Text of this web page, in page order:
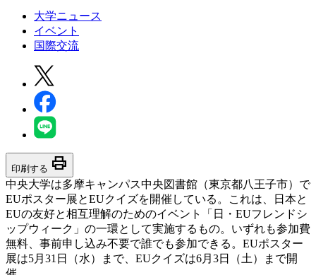
大学ニュース
イベント
国際交流
印刷する print
中央大学は多摩キャンパス中央図書館（東京都八王子市）で
EUポスター展とEUクイズを開催している。これは、日本と
EUの友好と相互理解のためのイベント「日・EUフレンドシ
ップウィーク」の一環として実施するもの。いずれも参加費
無料、事前申し込み不要で誰でも参加できる。EUポスター
展は5月31日（水）まで、EUクイズは6月3日（土）まで開